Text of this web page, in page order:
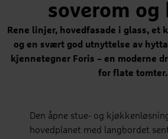
soverom og
Rene linjer, hovedfasade i glass, et
og en svært god utnyttelse av
kjennetegner Foris – en moderne
for flate tomter.
Den åpne stue- og
hovedplanet med langbordet